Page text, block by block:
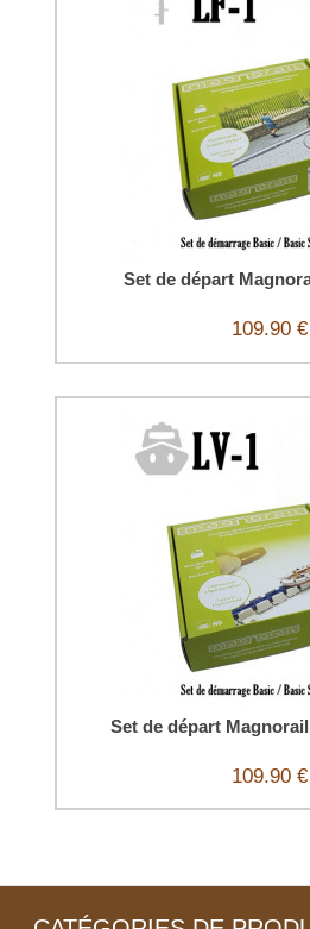
Set de départ
109.90 €
Set de départ
109.90 €